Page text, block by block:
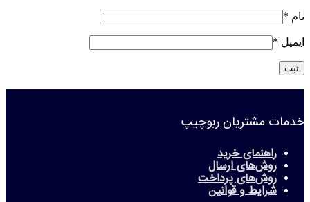
نام *
ایمیل *
خدمات مشتریان ربوچیپ
راهنمای خرید
روش‌های ارسال
روش‌های پرداخت
شرایط و قوانین